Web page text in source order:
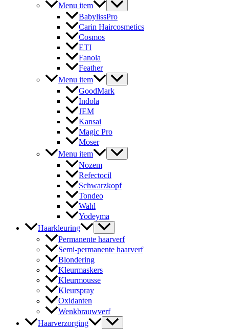
Menu item
BabylissPro
Carin Haircosmetics
Cosmos
ETI
Fanola
Feather
Menu item
GoodMark
Indola
JEM
Kansai
Magic Pro
Moser
Menu item
Nozem
Refectocil
Schwarzkopf
Tondeo
Wahl
Yodeyma
Haarkleuring
Permanente haarverf
Semi-permanente haarverf
Blondering
Kleurmaskers
Kleurmousse
Kleurspray
Oxidanten
Wenkbrauwverf
Haarverzorging